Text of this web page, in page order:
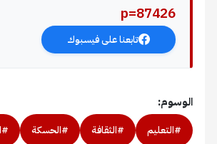
p=87426
تابعنا على فيسبوك
الوسوم:
#التعليم #الثقافة #الحسكة